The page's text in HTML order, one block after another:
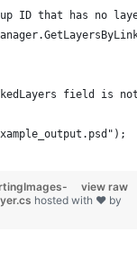
ID that has no
field is
view raw
hosted with ❤ by